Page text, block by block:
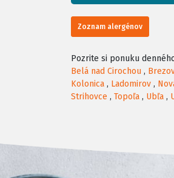
−
Zoznam alergénov
Pozrite si ponuku
Belá nad Cirochou ,
Kolonica , Ladomirov ,
Strihovce , Topoľa , Ubľa ,